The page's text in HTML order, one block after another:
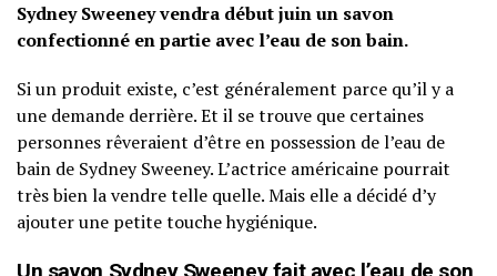
Sydney Sweeney vendra début juin un savon
confectionné en partie avec l’eau de son bain.
Si un produit existe, c’est généralement parce qu’il y a
une demande derrière. Et il se trouve que certaines
personnes rêveraient d’être en possession de l’eau de
bain de Sydney Sweeney. L’actrice américaine pourrait
très bien la vendre telle quelle. Mais elle a décidé d’y
ajouter une petite touche hygiénique.